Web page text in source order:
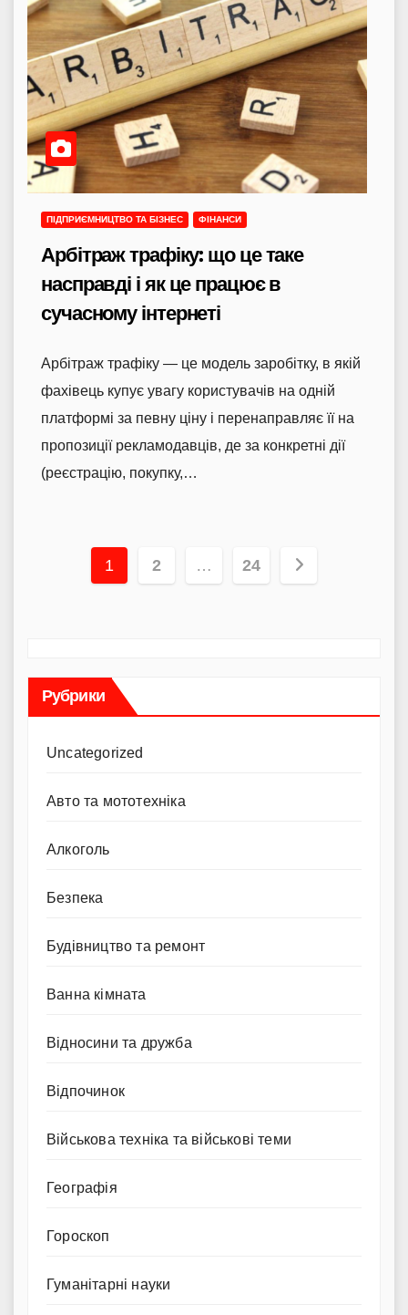
ПІДПРИЄМНИЦТВО ТА БІЗНЕС ФІНАНСИ
Арбітраж трафіку: що це таке
насправді і як це працює в
сучасному інтернеті
Арбітраж трафіку — це модель заробітку, в якій
фахівець купує увагу користувачів на одній
платформі за певну ціну і перенаправляє її на
пропозиції рекламодавців, де за конкретні дії
(реєстрацію, покупку,…
Пагінація
1 2 … 24
Рубрики
Uncategorized
Авто та мототехніка
Алкоголь
Безпека
Будівництво та ремонт
Ванна кімната
Відносини та дружба
Відпочинок
Військова техніка та військові теми
Географія
Гороскоп
Гуманітарні науки